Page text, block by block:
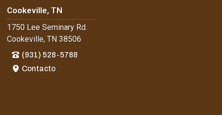
Cookeville, TN
1750 Lee Seminary Rd.
Cookeville, TN 38506
(931) 528-5788
Contacto